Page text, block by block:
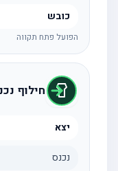
כובש
הפועל פתח תקווה
חילוף נכנס
יצא
נכנס